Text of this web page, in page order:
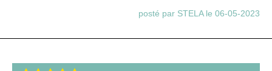
posté par STELA le 06-05-2023